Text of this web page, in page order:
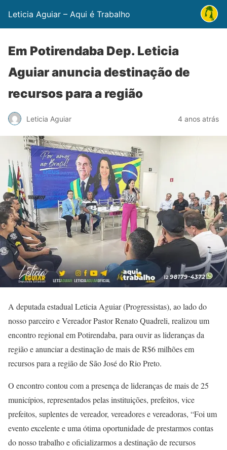
Leticia Aguiar – Aqui é Trabalho
Em Potirendaba Dep. Leticia
Aguiar anuncia destinação de
recursos para a região
Leticia Aguiar 4 anos atrás
A deputada estadual Leticia Aguiar (Progressistas), ao lado do
nosso parceiro e Vereador Pastor Renato Quadreli, realizou um
encontro regional em Potirendaba, para ouvir as lideranças da
região e anunciar a destinação de mais de R$6 milhões em
recursos para a região de São José do Rio Preto.
O encontro contou com a presença de lideranças de mais de 25
municípios, representados pelas instituições, prefeitos, vice
prefeitos, suplentes de vereador, vereadores e vereadoras, “Foi um
evento excelente e uma ótima oportunidade de prestarmos contas
do nosso trabalho e oficializarmos a destinação de recursos